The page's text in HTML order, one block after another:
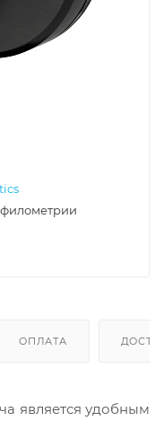
ОПЛАТА
является удобным